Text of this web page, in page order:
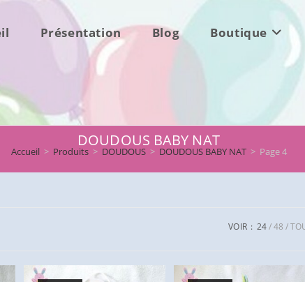
Présentation Blog Boutique
DOUDOUS BABY NAT
Accueil > Produits > DOUDOUS > DOUDOUS BABY NAT > Page 4
VOIR : 24 48